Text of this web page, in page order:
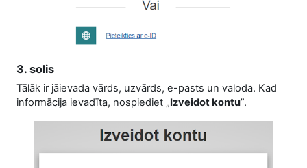
3. solis
Tālāk ir jāievada vārds, uzvārds, e-pasts un valoda. Kad
informācija ievadīta, nospiediet „Izveidot kontu”.